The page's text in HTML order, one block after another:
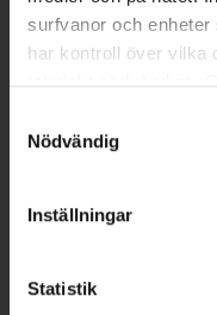
surfvanor och
har kontroll över vilka
tekniskt nödvändiga.
länder utanför EU
att godkänna
Nödvändig
Inställningar
Statistik